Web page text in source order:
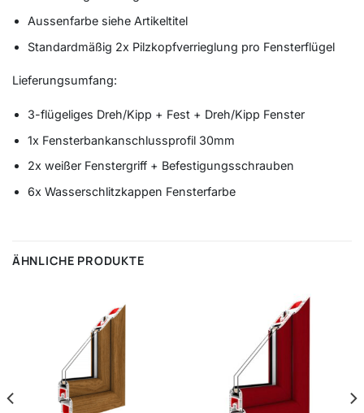
Aussenfarbe siehe Artikeltitel
Standardmäßig 2x Pilzkopfverrieglung pro Fensterflügel
Lieferungsumfang:
3-flügeliges Dreh/Kipp + Fest + Dreh/Kipp Fenster
1x Fensterbankanschlussprofil 30mm
2x weißer Fenstergriff + Befestigungsschrauben
6x Wasserschlitzkappen Fensterfarbe
ÄHNLICHE PRODUKTE